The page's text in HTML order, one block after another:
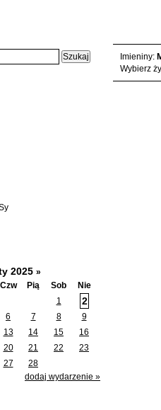
Imieniny:
Wybierz
2025 »
Czw Pią Sob
Nie
1
2
6 7 8
9
13 14 15
16
20 21 22
23
27
28
dodaj wydarzenie »